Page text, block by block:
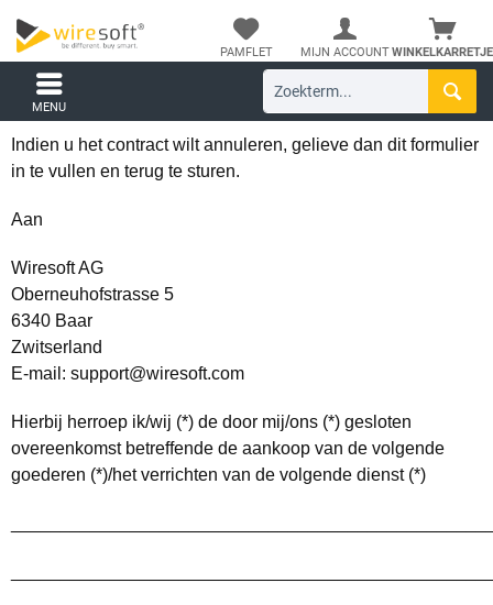
WINKELKARRETJE
PAMFLET MIJN ACCOUNT
MENU
Indien u het contract wilt annuleren, gelieve dan dit formulier
in te vullen en terug te sturen.
Aan
Wiresoft AG
Oberneuhofstrasse 5
6340 Baar
Zwitserland
E-mail: support@wiresoft.com
Hierbij herroep ik/wij (*) de door mij/ons (*) gesloten
overeenkomst betreffende de aankoop van de volgende
goederen (*)/het verrichten van de volgende dienst (*)